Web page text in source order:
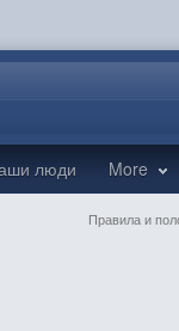
люди More
Правила и